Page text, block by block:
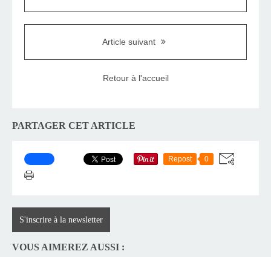
Article suivant
Retour à l'accueil
PARTAGER CET ARTICLE
Repost 0
S'inscrire à la newsletter
VOUS AIMEREZ AUSSI :